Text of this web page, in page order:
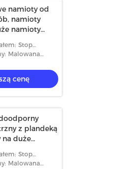
Aluminiowa rama Zewnętrzne
magazynowy o dużej
Najlepszą cenę
namioty od
namioty
namioty
Stop
Malowana
cenę
z plandeką
na duże
Stop
Malowana